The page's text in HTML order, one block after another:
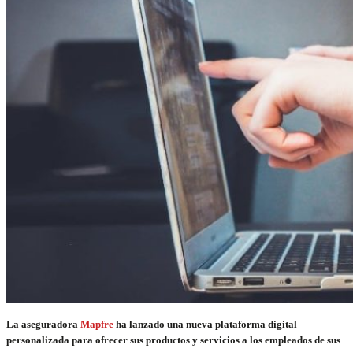
La aseguradora Mapfre ha lanzado una nueva plataforma digital
personalizada para ofrecer sus productos y servicios a los empleados de sus